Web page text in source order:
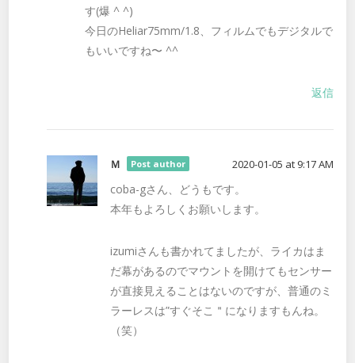
す(爆 ^ ^)
今日のHeliar75mm/1.8、フィルムでもデジタルで
もいいですね〜 ^^
返信
Ｍ Post author 2020-01-05 at 9:17 AM
coba-gさん、どうもです。
本年もよろしくお願いします。
izumiさんも書かれてましたが、ライカはま
だ幕があるのでマウントを開けてもセンサー
が直接見えることはないのですが、普通のミ
ラーレスは”すぐそこ＂になりますもんね。
（笑）